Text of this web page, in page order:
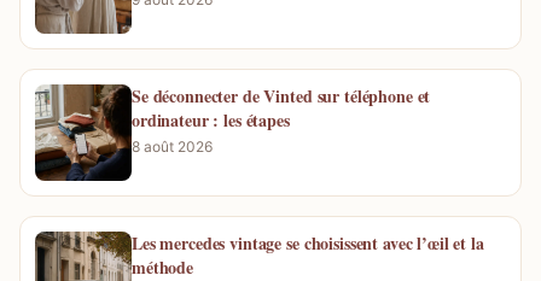
Se déconnecter de Vinted sur téléphone et
ordinateur : les étapes
8 août 2026
Les mercedes vintage se choisissent avec l’œil et la
méthode